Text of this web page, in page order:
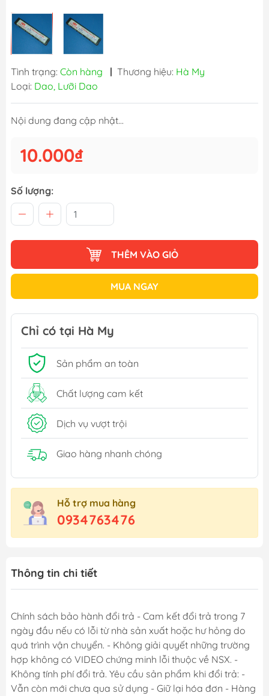
Tình trạng: Còn hàng | Thương hiệu: Hà My
Loại: Dao, Lưỡi Dao
Nội dung đang cập nhật...
10.000₫
Số lượng:
THÊM VÀO GIỎ
MUA NGAY
Chỉ có tại Hà My
Sản phẩm an toàn
Chất lượng cam kết
Dịch vụ vượt trội
Giao hàng nhanh chóng
Hỗ trợ mua hàng
0934763476
Thông tin chi tiết
Chính sách bảo hành đổi trả - Cam kết đổi trả trong 7
ngày đầu nếu có lỗi từ nhà sản xuất hoặc hư hỏng do
quá trình vận chuyển. - Không giải quyết những trường
hợp không có VIDEO chứng minh lỗi thuộc về NSX. -
Không tính phí đổi trả. Yêu cầu sản phẩm khi đổi trả: -
Vẫn còn mới chưa qua sử dụng - Giữ lại hóa đơn - Hàng